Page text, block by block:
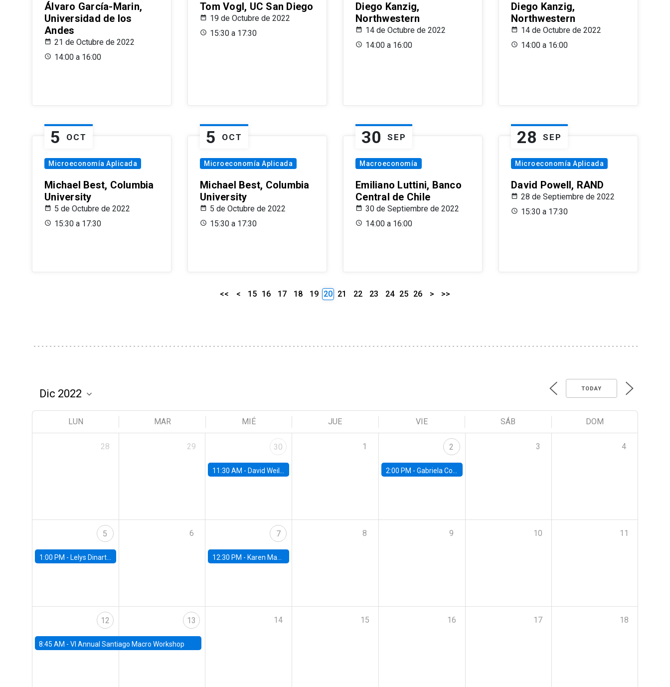
Álvaro García-Marin,
Universidad de los
Andes
21 de Octubre de 2022
14:00 a 16:00
Tom Vogl, UC San Diego
19 de Octubre de 2022
15:30 a 17:30
Diego Kanzig,
Northwestern
14 de Octubre de 2022
14:00 a 16:00
Diego Kanzig,
Northwestern
14 de Octubre de 2022
14:00 a 16:00
5 OCT
Microeconomía Aplicada
Michael Best, Columbia
University
5 de Octubre de 2022
15:30 a 17:30
5 OCT
Microeconomía Aplicada
Michael Best, Columbia
University
5 de Octubre de 2022
15:30 a 17:30
30 SEP
Macroeconomía
Emiliano Luttini, Banco
Central de Chile
30 de Septiembre de 2022
14:00 a 16:00
28 SEP
Microeconomía Aplicada
David Powell, RAND
28 de Septiembre de 2022
15:30 a 17:30
<< < 15 16 17 18 19 20 21 22 23 24 25 26 > >>
TODAY
LUN MAR MIÉ JUE VIE SÁB DOM
28 29 30
11:30 AM - David Weil, Brown University
1 2
2:00 PM - Gabriela Contreras, Banco Central de Chile y UC
3 4
5
1:00 PM - Lelys Dinarte, Banco Mundial
6 7
12:30 PM - Karen Macours, Paris School of Economics
8 9 10 11
12
8:45 AM - VI Annual Santiago Macro Workshop
13 14 15 16 17 18